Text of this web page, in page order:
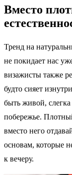
Вместо
Тренд на
не покидает нас
визажисты также
будто сияет
быть живой,
побережье.
вместо него
основам, которые
к вечеру.